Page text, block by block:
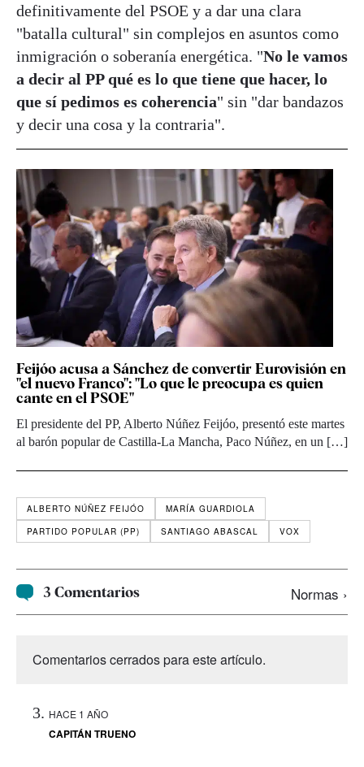
definitivamente del PSOE y a dar una clara
"batalla cultural" sin complejos en asuntos como
inmigración o soberanía energética. "No le vamos
a decir al PP qué es lo que tiene que hacer, lo
que sí pedimos es coherencia" sin "dar bandazos
y decir una cosa y la contraria".
Feijóo acusa a Sánchez de convertir Eurovisión en
"el nuevo Franco": "Lo que le preocupa es quien
cante en el PSOE"
El presidente del PP, Alberto Núñez Feijóo, presentó este martes
al barón popular de Castilla-La Mancha, Paco Núñez, en un […]
ALBERTO NÚÑEZ FEIJÓO
MARÍA GUARDIOLA
PARTIDO POPULAR (PP)
SANTIAGO ABASCAL VOX
3 Comentarios Normas ›
Comentarios cerrados para este artículo.
HACE 1 AÑO
CAPITÁN TRUENO